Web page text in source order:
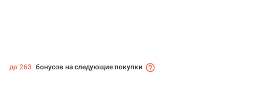
до 263 бонусов на следующие покупки